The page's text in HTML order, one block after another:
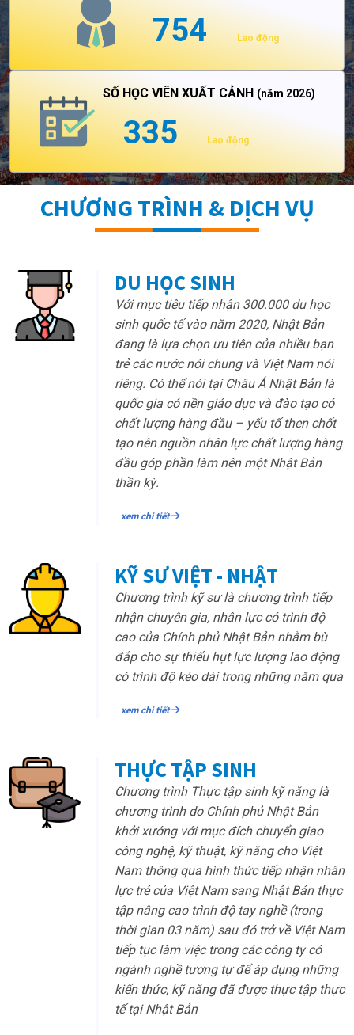
754 Lao động
SỐ HỌC VIÊN XUẤT CẢNH (năm 2026)
335 Lao động
CHƯƠNG TRÌNH & DỊCH VỤ
DU HỌC SINH
Với mục tiêu tiếp nhận 300.000 du học
sinh quốc tế vào năm 2020, Nhật Bản
đang là lựa chọn ưu tiên của nhiều bạn
trẻ các nước nói chung và Việt Nam nói
riêng. Có thể nói tại Châu Á Nhật Bản là
quốc gia có nền giáo dục và đào tạo có
chất lượng hàng đầu – yếu tố then chốt
tạo nên nguồn nhân lực chất lượng hàng
đầu góp phần làm nên một Nhật Bản
thần kỳ.
xem chi tiết
KỸ SƯ VIỆT - NHẬT
Chương trình kỹ sư là chương trình tiếp
nhận chuyên gia, nhân lực có trình độ
cao của Chính phủ Nhật Bản nhằm bù
đắp cho sự thiếu hụt lực lượng lao động
có trình độ kéo dài trong những năm qua
xem chi tiết
THỰC TẬP SINH
Chương trình Thực tập sinh kỹ năng là
chương trình do Chính phủ Nhật Bản
khởi xướng với mục đích chuyển giao
công nghệ, kỹ thuật, kỹ năng cho Việt
Nam thông qua hình thức tiếp nhận nhân
lực trẻ của Việt Nam sang Nhật Bản thực
tập nâng cao trình độ tay nghề (trong
thời gian 03 năm) sau đó trở về Việt Nam
tiếp tục làm việc trong các công ty có
ngành nghề tương tự để áp dụng những
kiến thức, kỹ năng đã được thực tập thực
tế tại Nhật Bản